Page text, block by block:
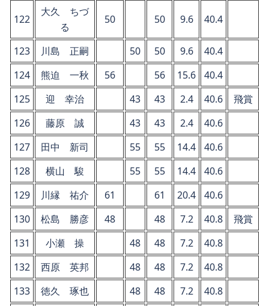
122
大久 ちづ
る
50 50 9.6 40.4
123 川島 正嗣 50 50 9.6
40.4
124
熊迫 一秋 56 56 15.6
40.4
125
迎 幸治 43 43 2.4 40.6
飛賞
126
藤原 誠 43 43 2.4
40.6
127
田中 新司 55 55 14.4
40.6
128
横山 駿 55 55 14.4
40.6
129
川縁 祐介 61 61 20.4
40.6
130
松島 勝彦 48 48 7.2 40.8
飛賞
131
小瀬 操 48 48 7.2
40.8
132
西原 英邦 48 48 7.2
40.8
133
徳久 琢也 48 48 7.2 40.8